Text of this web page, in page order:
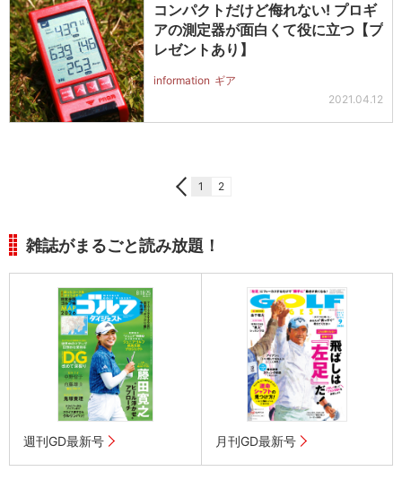
コンパクトだけど侮れない! プロギ
アの測定器が面白くて役に立つ【プ
レゼントあり】
information ギア
2021.04.12
1 2
雑誌がまるごと読み放題！
週刊GD最新号 月刊GD最新号